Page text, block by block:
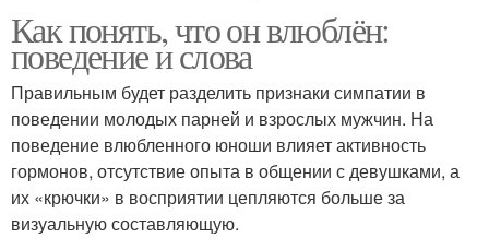
Как понять, что он влюблён:
поведение и слова
Правильным будет разделить признаки симпатии в
поведении молодых парней и взрослых мужчин. На
поведение влюбленного юноши влияет активность
гормонов, отсутствие опыта в общении с девушками, а
их «крючки» в восприятии цепляются больше за
визуальную составляющую.